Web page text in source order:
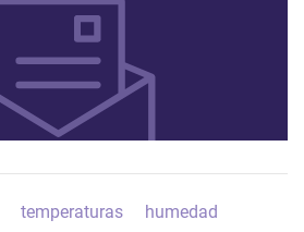
temperaturas
humedad